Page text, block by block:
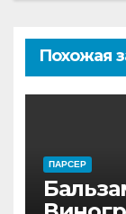
Похожая
ПАРСЕР